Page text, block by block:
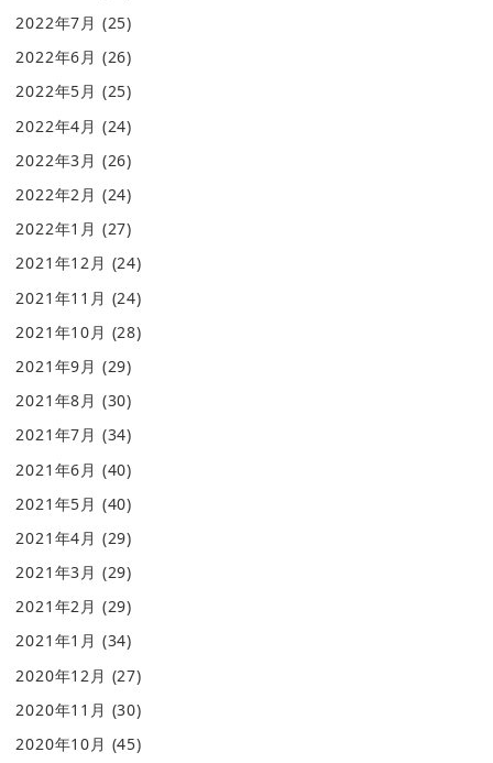
2022年7月 (25)
2022年6月 (26)
2022年5月 (25)
2022年4月 (24)
2022年3月 (26)
2022年2月 (24)
2022年1月 (27)
2021年12月 (24)
2021年11月 (24)
2021年10月 (28)
2021年9月 (29)
2021年8月 (30)
2021年7月 (34)
2021年6月 (40)
2021年5月 (40)
2021年4月 (29)
2021年3月 (29)
2021年2月 (29)
2021年1月 (34)
2020年12月 (27)
2020年11月 (30)
2020年10月 (45)